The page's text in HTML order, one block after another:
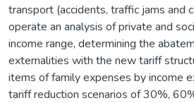
transport (accidents, traffic jams and
operate an analysis of private and
income range, determining the
externalities with the new tariff
items of family expenses by income
tariff reduction scenarios of 30%,